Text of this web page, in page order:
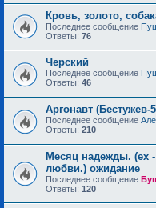
Кровь, золото,
Последнее сообщение
Ответы: 76
Черский
Последнее сообщение
Ответы: 46
Аргонавт (Бестужев-
Последнее сообщение
Ответы: 210
Месяц надежды. (ex
любви.) ожидание
Последнее сообщение
Ответы: 120